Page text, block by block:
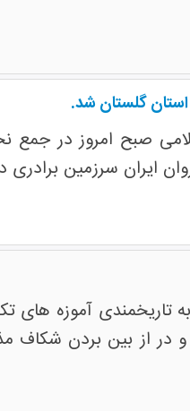
صبح امروز در جمع
آموزه های
در از بین بردن شکاف